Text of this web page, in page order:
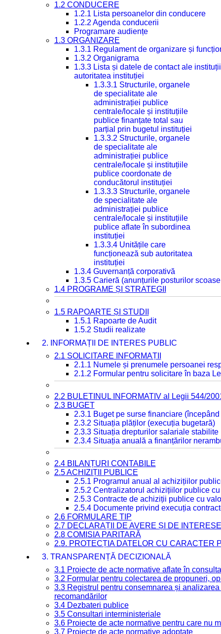
1.2 CONDUCERE
1.2.1 Lista persoanelor din conducere
1.2.2 Agenda conducerii
Programare audiențe
1.3 ORGANIZARE
1.3.1 Regulament de organizare și
1.3.2 Organigrama
1.3.3 Lista și datele de contact ale
autoritatea instituției
1.3.3.1 Structurile, organele
de specialitate ale
administrației publice
centrale/locale și instituțiile
publice finanțate total sau
parțial prin bugetul instituției
1.3.3.2 Structurile, organele
de specialitate ale
administrației publice
centrale/locale și instituțiile
publice coordonate de
conducătorul instituției
1.3.3.3 Structurile, organele
de specialitate ale
administrației publice
centrale/locale și instituțiile
publice aflate în subordinea
instituției
1.3.3.4 Unitățile care
funcționează sub autoritatea
instituției
1.3.4 Guvernanță corporativă
1.3.5 Carieră (anunțurile posturilor
1.4 PROGRAME ȘI STRATEGII
1.5 RAPOARTE ȘI STUDII
1.5.1 Rapoarte de Audit
1.5.2 Studii realizate
2. INFORMAȚII DE INTERES PUBLIC
2.1 SOLICITARE INFORMAȚII
2.1.1 Numele și prenumele persoanei
2.1.2 Formular pentru solicitare în baza
2.2 BULETINUL INFORMATIV al Legii 544/
2.3 BUGET
2.3.1 Buget pe surse financiare
2.3.2 Situația plăților (execuția bugetară)
2.3.3 Situația drepturilor salariale
2.3.4 Situația anuală a finanțărilor
2.4 BILANȚURI CONTABILE
2.5 ACHIZIȚII PUBLICE
2.5.1 Programul anual al achizițiilor
2.5.2 Centralizatorul achizițiilor publice
2.5.3 Contracte de achiziții publice cu
2.5.4 Documente privind execuția
2.6 FORMULARE TIP
2.7 DECLARAȚII DE AVERE ȘI DE INTERESE
2.8 COMISIA PARITARĂ
2.9. PROTECȚIA DATELOR CU CARACTER
3. TRANSPARENȚĂ DECIZIONALĂ
3.1 Proiecte de acte normative aflate în
3.2 Formular pentru colectarea de propuneri,
3.3 Registrul pentru consemnarea și
recomandărilor
3.4 Dezbateri publice
3.5 Consultari interministeriale
3.6 Proiecte de acte normative pentru care nu
3.7 Proiecte de acte normative adoptate